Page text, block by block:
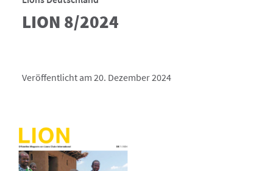
LION 8/2024
Veröffentlicht am 20. Dezember 2024